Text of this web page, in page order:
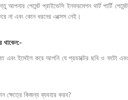
পেমেন্ট প্রাইভেসি ইনফরমেশন থার্ট পার্টি পেমেন্ট
না এবং কোন ধরনের এক্সেস নেই।
থাকেন:-
এবং ইমেইল করে আপনি যে প্রডাক্টের ছবি ও ফটো এবং
কিজন্য ব্যবহার করব?